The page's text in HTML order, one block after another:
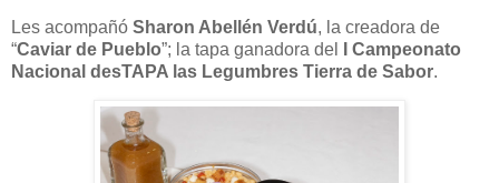
Les acompañó Sharon Abellén Verdú, la creadora de
“Caviar de Pueblo”; la tapa ganadora del
I Campeonato
Nacional desTAPA las Legumbres Tierra de Sabor.